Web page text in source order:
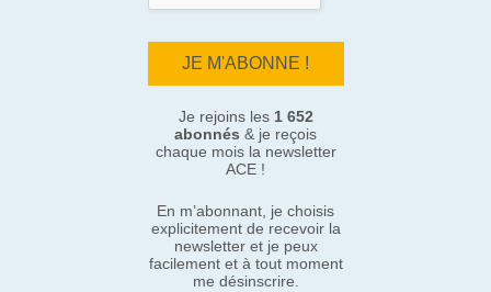
Je rejoins les 1 652
abonnés & je reçois
chaque mois la newsletter
ACE !
En m’abonnant, je choisis
explicitement de recevoir la
newsletter et je peux
facilement et à tout moment
me désinscrire.